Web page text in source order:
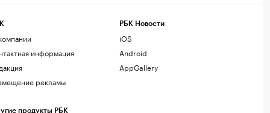
информация
рекламы
продукты РБК
РБК Новости
iOS
Android
AppGallery